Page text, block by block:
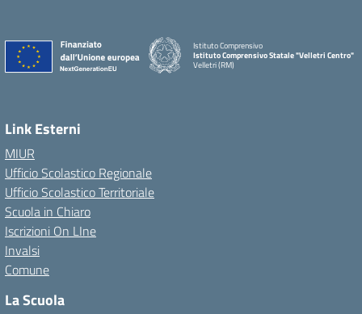
Istituto Comprensivo
Istituto Comprensivo Statale "Velletri Centro"
Velletri (RM)
Link Esterni
MIUR
Ufficio Scolastico Regionale
Ufficio Scolastico Territoriale
Scuola in Chiaro
Iscrizioni On LIne
Invalsi
Comune
La Scuola